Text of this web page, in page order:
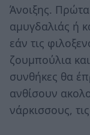
Άνοιξης.
αμυγδαλιάς ή
εάν τις
ζουμπούλια
συνθήκες θα
ανθίσουν
νάρκισσους,